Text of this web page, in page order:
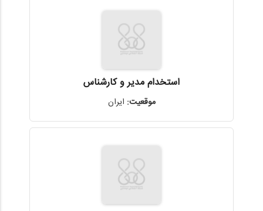
استخدام مدیر و کارشناس
موقعیت: ایران